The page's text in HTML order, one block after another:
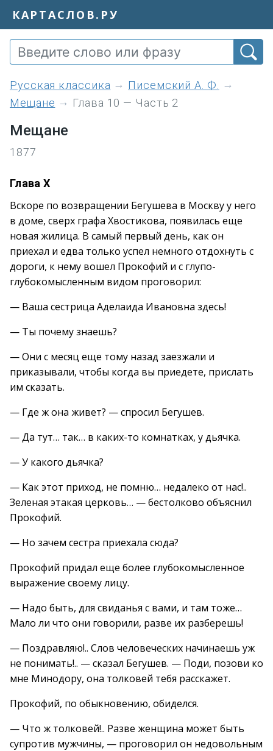
КАРТАСЛОВ.РУ
Русская классика
Писемский А. Ф.
Мещане
Глава 10 — Часть 2
Мещане
1877
Глава X
Вскоре по возвращении Бегушева в Москву у него
в доме, сверх графа Хвостикова, появилась еще
новая жилица. В самый первый день, как он
приехал и едва только успел немного отдохнуть с
дороги, к нему вошел Прокофий и с глупо-
глубокомысленным видом проговорил:
— Ваша сестрица Аделаида Ивановна здесь!
— Ты почему знаешь?
— Они с месяц еще тому назад заезжали и
приказывали, чтобы когда вы приедете, прислать
им сказать.
— Где ж она живет? — спросил Бегушев.
— Да тут… так… в каких-то комнатках, у дьячка.
— У какого дьячка?
— Как этот приход, не помню… недалеко от нас!..
Зеленая этакая церковь… — бестолково объяснил
Прокофий.
— Но зачем сестра приехала сюда?
Прокофий придал еще более глубокомысленное
выражение своему лицу.
— Надо быть, для свиданья с вами, и там тоже…
Мало ли что они говорили, разве их разберешь!
— Поздравляю!.. Слов человеческих начинаешь уж
не понимать!.. — сказал Бегушев. — Поди, позови ко
мне Минодору, она толковей тебя расскажет.
Прокофий, по обыкновению, обиделся.
— Что ж толковей!.. Разве женщина может быть
супротив мужчины, — проговорил он недовольным